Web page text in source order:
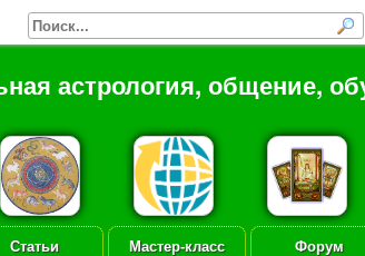
астрология, общение,
Статьи Мастер-класс Форум